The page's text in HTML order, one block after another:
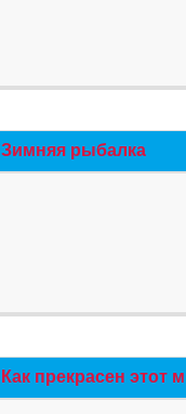
Зимняя рыбалка
Как прекрасен этот